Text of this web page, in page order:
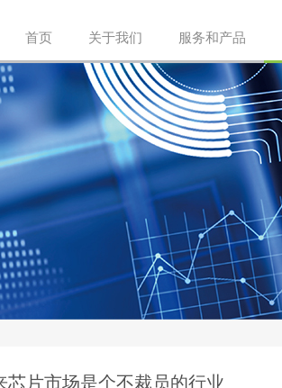
首页 关于我们 服务和产品
芯片市场是个不裁员的行业